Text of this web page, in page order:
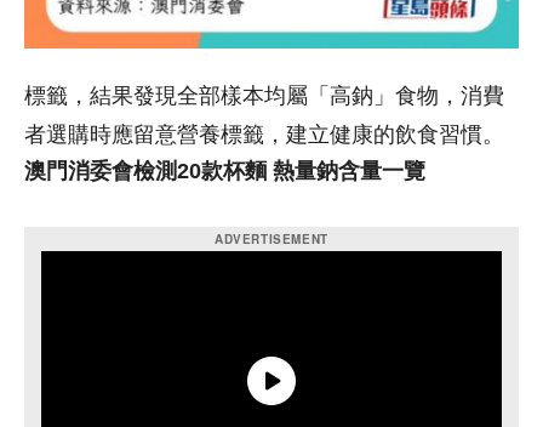
標籤，結果發現全部樣本均屬「高鈉」食物，消費
者選購時應留意營養標籤，建立健康的飲食習慣。
澳門消委會檢測20款杯麵 熱量鈉含量一覽